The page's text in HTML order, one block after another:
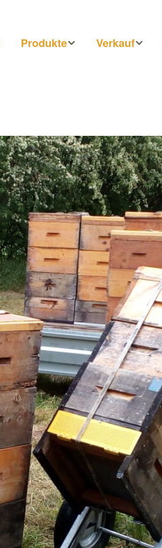
Produkte
Verkauf
Direkt bei uns